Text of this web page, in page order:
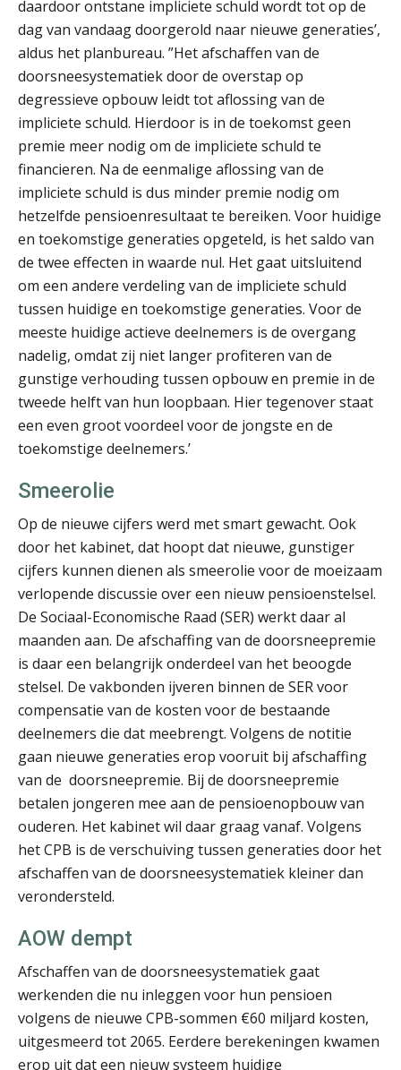
daardoor ontstane impliciete schuld wordt tot op de
dag van vandaag doorgerold naar nieuwe generaties’,
aldus het planbureau. ”Het afschaffen van de
doorsneesystematiek door de overstap op
degressieve opbouw leidt tot aflossing van de
impliciete schuld. Hierdoor is in de toekomst geen
premie meer nodig om de impliciete schuld te
financieren. Na de eenmalige aflossing van de
impliciete schuld is dus minder premie nodig om
hetzelfde pensioenresultaat te bereiken. Voor huidige
en toekomstige generaties opgeteld, is het saldo van
de twee effecten in waarde nul. Het gaat uitsluitend
om een andere verdeling van de impliciete schuld
tussen huidige en toekomstige generaties. Voor de
meeste huidige actieve deelnemers is de overgang
nadelig, omdat zij niet langer profiteren van de
gunstige verhouding tussen opbouw en premie in de
tweede helft van hun loopbaan. Hier tegenover staat
een even groot voordeel voor de jongste en de
toekomstige deelnemers.’
Smeerolie
Op de nieuwe cijfers werd met smart gewacht. Ook
door het kabinet, dat hoopt dat nieuwe, gunstiger
cijfers kunnen dienen als smeerolie voor de moeizaam
verlopende discussie over een nieuw pensioenstelsel.
De Sociaal-Economische Raad (SER) werkt daar al
maanden aan. De afschaffing van de doorsneepremie
is daar een belangrijk onderdeel van het beoogde
stelsel. De vakbonden ijveren binnen de SER voor
compensatie van de kosten voor de bestaande
deelnemers die dat meebrengt. Volgens de notitie
gaan nieuwe generaties erop vooruit bij afschaffing
van de doorsneepremie. Bij de doorsneepremie
betalen jongeren mee aan de pensioenopbouw van
ouderen. Het kabinet wil daar graag vanaf. Volgens
het CPB is de verschuiving tussen generaties door het
afschaffen van de doorsneesystematiek kleiner dan
verondersteld.
AOW dempt
Afschaffen van de doorsneesystematiek gaat
werkenden die nu inleggen voor hun pensioen
volgens de nieuwe CPB-sommen €60 miljard kosten,
uitgesmeerd tot 2065. Eerdere berekeningen kwamen
erop uit dat een nieuw systeem huidige
Rohalt Janssens
Heleen Elbert
Patrick Wille
Jan van Wijngaarden
Bernard Schols
Guney Bagislayici
Joost Diks